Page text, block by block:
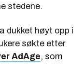
stedene.
dukket høyt opp i
søkte etter
AdAge, som